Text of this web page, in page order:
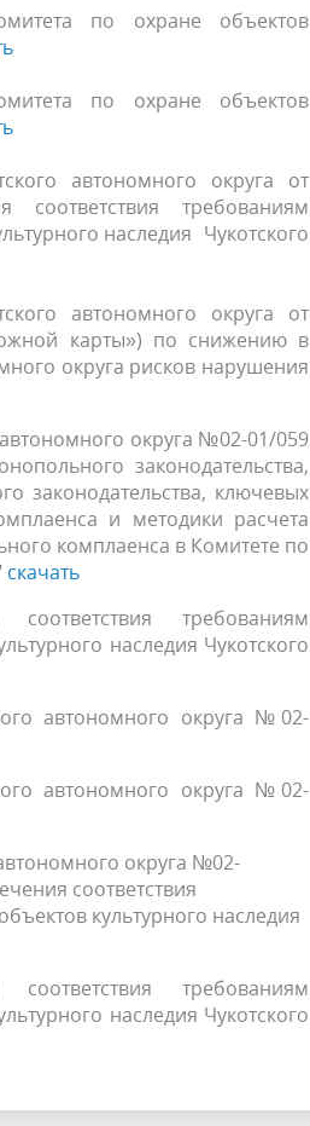
по охране объектов
по охране объектов
автономного округа от
требованиям
наследия Чукотского
автономного округа от
карты») по снижению в
округа рисков нарушения
округа №02-01/059
законодательства,
законодательства, ключевых
и методики расчета
комплаенса в Комитете по
скачать
требованиям
наследия Чукотского
автономного округа №02-
автономного округа №02-
округа №02-
соответствия
культурного наследия
требованиям
наследия Чукотского